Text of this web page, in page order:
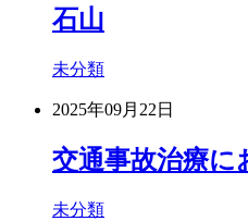
石山
未分類
2025年09月22日
交通事故治療
未分類